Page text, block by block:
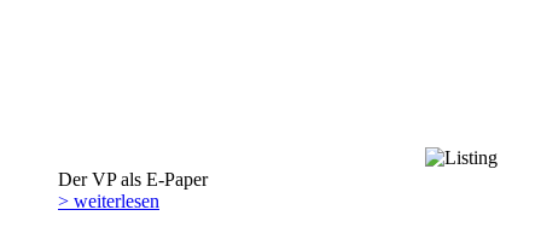
Der VP als E-Paper
> weiterlesen